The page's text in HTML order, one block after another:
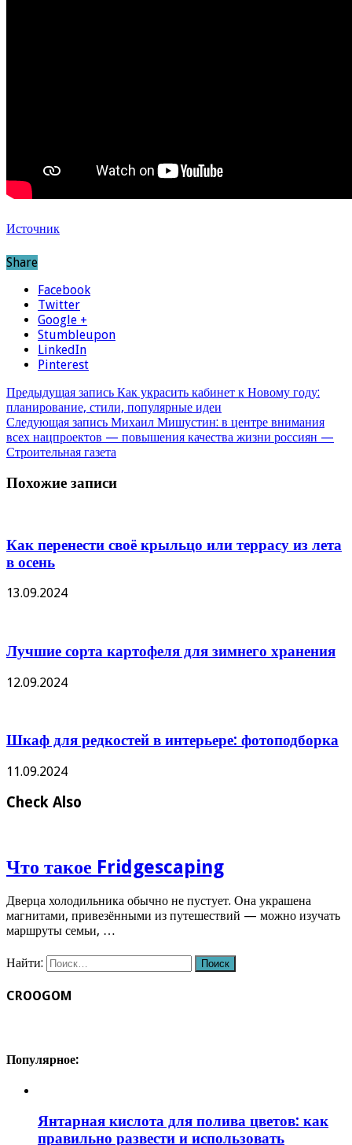
Источник
Share
Facebook
Twitter
Google +
Stumbleupon
LinkedIn
Pinterest
Предыдущая запись Как украсить кабинет к Новому году:
планирование, стили, популярные идеи
Следующая запись Михаил Мишустин: в центре внимания
всех нацпроектов — повышения качества жизни россиян —
Строительная газета
Похожие записи
Как перенести своё крыльцо или террасу из лета
в осень
13.09.2024
Лучшие сорта картофеля для зимнего хранения
12.09.2024
Шкаф для редкостей в интерьере: фотоподборка
11.09.2024
Check Also
Что такое Fridgescaping
Дверца холодильника обычно не пустует. Она украшена
магнитами, привезёнными из путешествий — можно изучать
маршруты семьи, …
Найти:
CROOGOM
Популярное:
Янтарная кислота для полива цветов: как
правильно развести и использовать